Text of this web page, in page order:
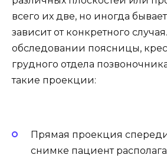
всего их две, но иногда
зависит от конкретного
обследовании поясницы,
грудного отдела
такие проекции:
Прямая проекция
снимке пациент